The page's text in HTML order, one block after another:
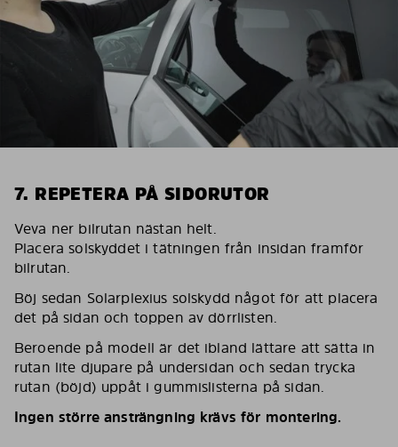
7. REPETERA PÅ SIDORUTOR
Veva ner bilrutan nästan helt.
Placera solskyddet i tätningen från insidan framför
bilrutan.
Böj sedan Solarplexius solskydd något för att placera
det på sidan och toppen av dörrlisten.
Beroende på modell är det ibland lättare att sätta in
rutan lite djupare på undersidan och sedan trycka
rutan (böjd) uppåt i gummislisterna på sidan.
Ingen större ansträngning krävs för montering.